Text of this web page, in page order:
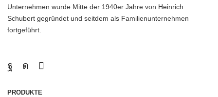
Unternehmen wurde Mitte der 1940er Jahre von Heinrich
Schubert gegründet und seitdem als Familienunternehmen
fortgeführt.
PRODUKTE